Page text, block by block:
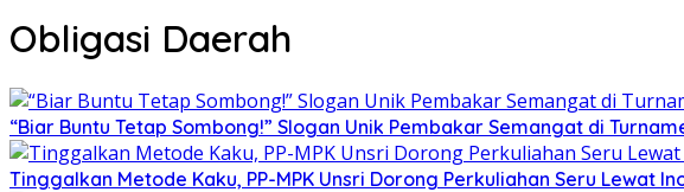
Obligasi Daerah
“Biar Buntu Tetap Sombong!” Slogan Unik Pembakar Semangat di
Tinggalkan Metode Kaku, PP-MPK Unsri Dorong Perkuliahan Seru Lewat